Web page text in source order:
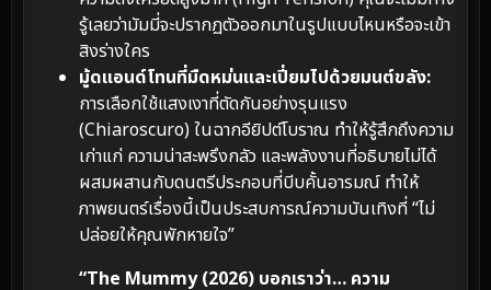
รู้เลยว่ามัมมี่จะปรากฏตัวออกมาในรูปแบบไหนหรือจะเข้า
สิงร่างใคร
มู้ดแอนด์โทนที่มืดหม่นและเปี่ยมไปด้วยมนต์ขลัง:
การเลือกใช้แสงเงาที่ตัดกันอย่างรุนแรง
(Chiaroscuro) ในฉากอียิปต์โบราณ ทำให้รู้สึกถึงความ
เก่าแก่ ความน่าสะพรึงกลัว และพลังงานที่อธิบายไม่ได้
ผสมผสานกับดนตรีประกอบที่บีบคั้นอารมณ์ ทำให้
ภาพยนตร์เรื่องนี้เป็นประสบการณ์ความบันเทิงที่ “ไม่
ปล่อยให้คุณพักหายใจ”
“The Mummy (2026) บอกเราว่า… ความ